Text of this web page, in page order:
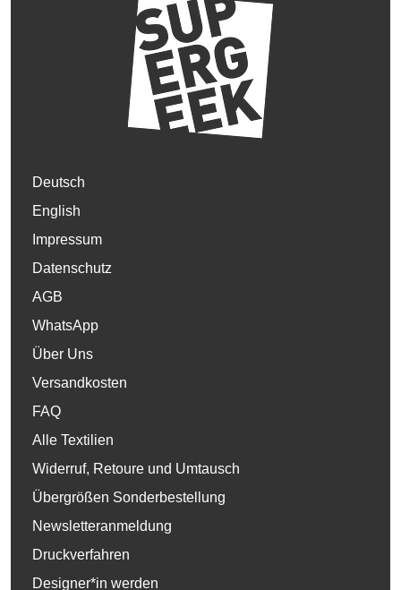
Deutsch
English
Impressum
Datenschutz
AGB
WhatsApp
Über Uns
Versandkosten
FAQ
Alle Textilien
Widerruf, Retoure und Umtausch
Übergrößen Sonderbestellung
Newsletteranmeldung
Druckverfahren
Designer*in werden